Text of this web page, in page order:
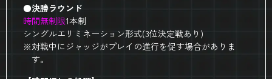
●決勝ラウンド
時間無制限1本制
シングルエリミネーション形式(3位決定戦あり)
※対戦中にジャッジがプレイの進行を促す場合がありま
す。